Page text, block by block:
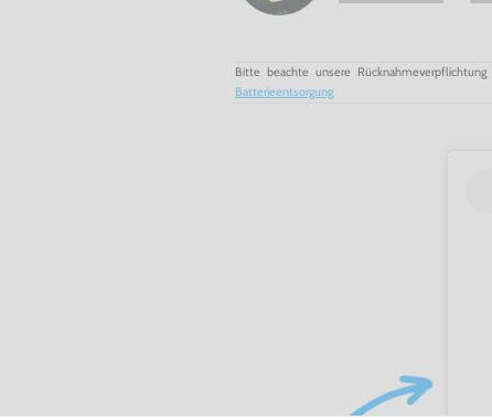
Bitte beachte unsere
Batterieentsorgung